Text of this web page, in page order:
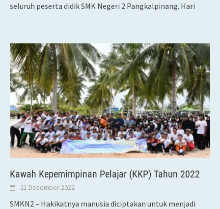
seluruh peserta didik SMK Negeri 2 Pangkalpinang. Hari
Kawah Kepemimpinan Pelajar (KKP) Tahun 2022
21 Desember 2022
SMKN2 – Hakikatnya manusia diciptakan untuk menjadi